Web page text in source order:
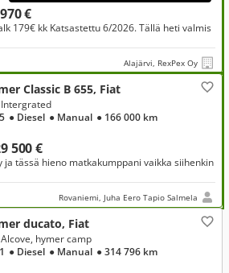
€
179€ kk Katsastettu 6/2026. Tällä heti valmis
Alajärvi, RexPex Oy
Classic B 655, Fiat
500 €
● Diesel ● Manual ● 166 000 km
ja tässä hieno matkakumppani vaikka siihenkin
Rovaniemi, Juha Eero Tapio Salmela
ducato, Fiat
hymer camp
● Diesel ● Manual ● 314 796 km